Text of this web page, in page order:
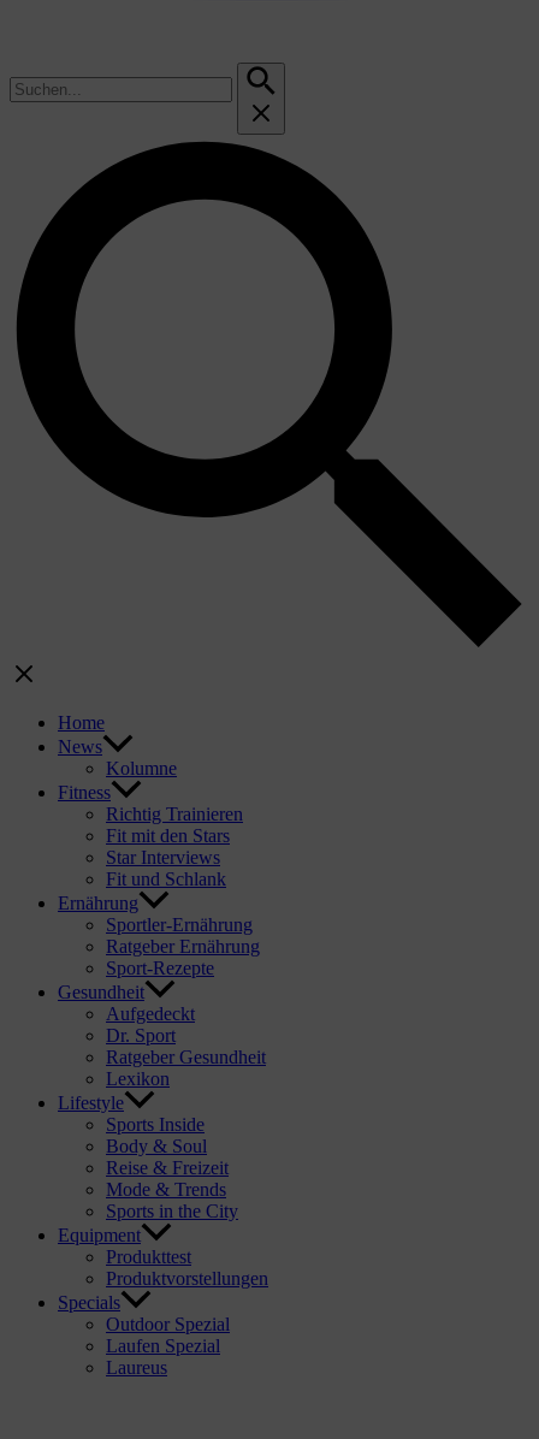
nach:
Home
News
Kolumne
Fitness
Richtig Trainieren
Fit mit den Stars
Star Interviews
Fit und Schlank
Ernährung
Sportler-Ernährung
Ratgeber Ernährung
Sport-Rezepte
Gesundheit
Aufgedeckt
Dr. Sport
Ratgeber Gesundheit
Lexikon
Lifestyle
Sports Inside
Body & Soul
Reise & Freizeit
Mode & Trends
Sports in the City
Equipment
Produkttest
Produktvorstellungen
Specials
Outdoor Spezial
Laufen Spezial
Laureus